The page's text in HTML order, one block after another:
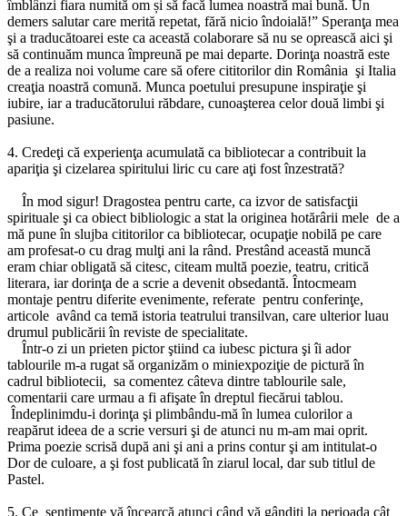
îmblânzi fiara numită om și să facă lumea noastră mai bună. Un
demers salutar care merită repetat, fără nicio îndoială!” Speranţa mea
şi a traducătoarei este ca această colaborare să nu se oprească aici şi
să continuăm munca împreună pe mai departe. Dorinţa noastră este
de a realiza noi volume care să ofere cititorilor din România şi Italia
creaţia noastră comună. Munca poetului presupune inspiraţie şi
iubire, iar a traducătorului răbdare, cunoaşterea celor două limbi şi
pasiune.
4. Credeţi că experienţa acumulată ca bibliotecar a contribuit la
apariţia şi cizelarea spiritului liric cu care aţi fost înzestrată?
În mod sigur! Dragostea pentru carte, ca izvor de satisfacţii
spirituale şi ca obiect bibliologic a stat la originea hotărârii mele de a
mă pune în slujba cititorilor ca bibliotecar, ocupaţie nobilă pe care
am profesat-o cu drag mulţi ani la rând. Prestând această muncă
eram chiar obligată să citesc, citeam multă poezie, teatru, critică
literara, iar dorinţa de a scrie a devenit obsedantă. Întocmeam
montaje pentru diferite evenimente, referate pentru conferinţe,
articole având ca temă istoria teatrului transilvan, care ulterior luau
drumul publicării în reviste de specialitate.
Într-o zi un prieten pictor ştiind ca iubesc pictura şi îi ador
tablourile m-a rugat să organizăm o miniexpoziţie de pictură în
cadrul bibliotecii, sa comentez câteva dintre tablourile sale,
comentarii care urmau a fi afişate în dreptul fiecărui tablou.
Îndeplinimdu-i dorinţa şi plimbându-mă în lumea culorilor a
reapărut ideea de a scrie versuri şi de atunci nu m-am mai oprit.
Prima poezie scrisă după ani şi ani a prins contur şi am intitulat-o
Dor de culoare, a şi fost publicată în ziarul local, dar sub titlul de
Pastel.
5. Ce sentimente vă încearcă atunci când vă gândiţi la perioada cât